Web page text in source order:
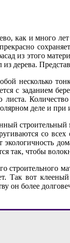
как и много
из этого
дерева.
несколько
с заданием
листа.
деле и
со
экологичность
так, чтобы
строительного
Так вот
он более